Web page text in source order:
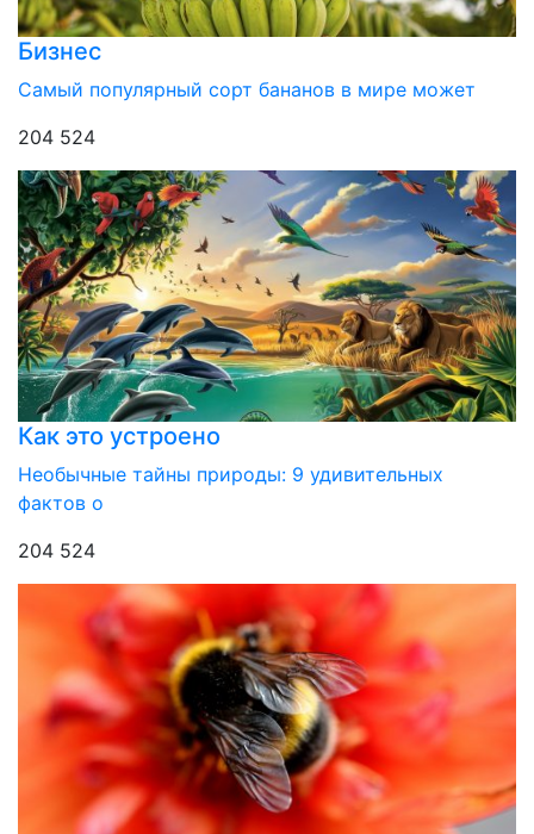
Бизнес
Самый популярный сорт бананов в мире может
204 524
Как это устроено
Необычные тайны природы: 9 удивительных
фактов о
204 524